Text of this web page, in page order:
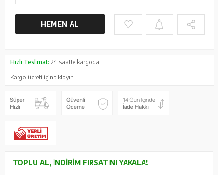
HEMEN AL
Hızlı Teslimat: 24 saatte kargoda!
Kargo ücreti içintıklayın
TOPLU AL, İNDIRIM FIRSATINI YAKALA!